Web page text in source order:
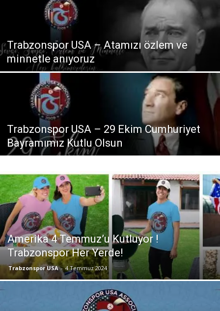
Trabzonspor USA – Atamızı özlem ve
minnetle anıyoruz
Trabzonspor USA – 29 Ekim Cumhuriyet
Bayramımız Kutlu Olsun
Amerika 4 Temmuz’u Kutluyor !
Trabzonspor Her Yerde!
Trabzonspor USA - 4 Temmuz 2024